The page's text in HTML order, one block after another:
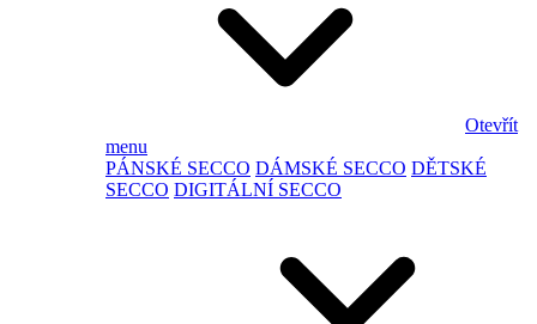
Otevřít
menu
PÁNSKÉ SECCO DÁMSKÉ SECCO DĚTSKÉ
SECCO DIGITÁLNÍ SECCO